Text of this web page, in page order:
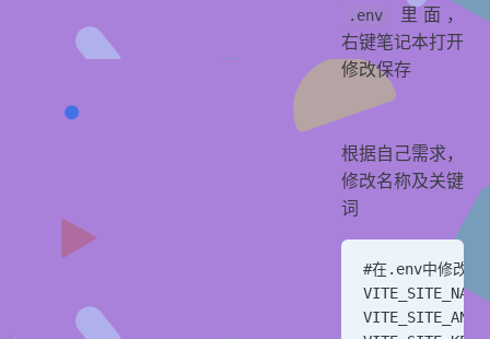
.env
里面，
右键笔记本打开
修改保存
根据自己需求，
修改名称及关键
词
#在.env中修改站